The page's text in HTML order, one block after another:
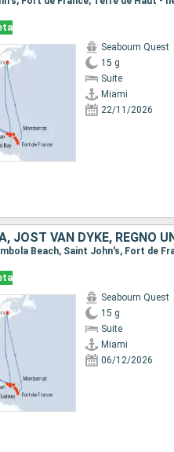
Seabourn Quest
15 g
Suite
Miami
22/11/2026
Seabourn Quest
15 g
Suite
Miami
06/12/2026